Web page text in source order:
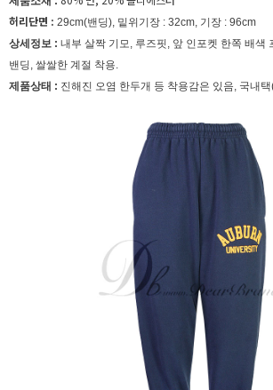
허리단면 : 29cm(밴딩), 밑위기장 : 32cm, 기장 : 96cm
상세정보 : 내부 살짝 기모, 루즈핏, 앞 인포켓 한쪽 배색
밴딩, 쌀쌀한 계절 착용.
제품상태 : 진해진 오염 한두개 등 착용감은 있음, 국내